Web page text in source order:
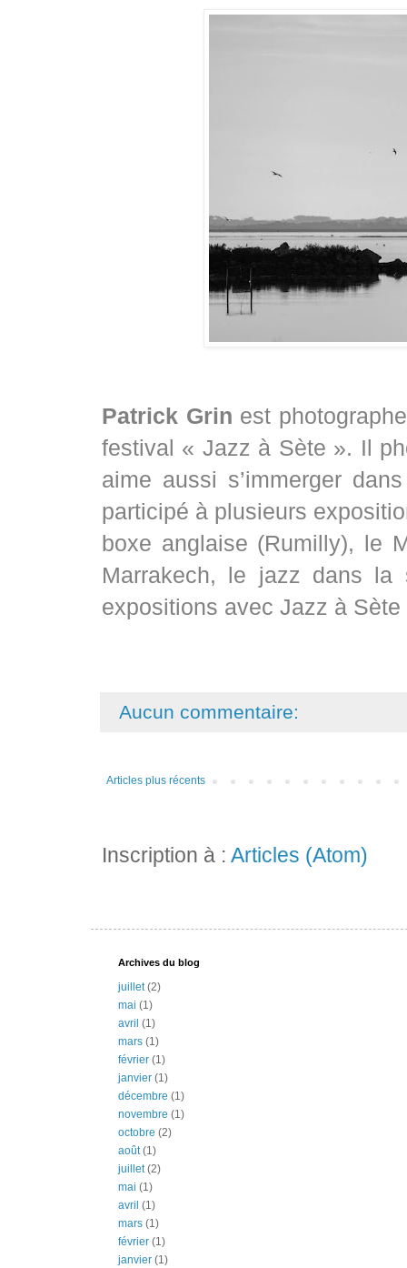
Patrick Grin est
festival « Jazz à Sète ». Il
aime aussi s’immerger
participé à plusieurs
boxe anglaise (Rumilly), le
Marrakech, le jazz dans
expositions avec Jazz à
Aucun commentaire:
Articles plus récents
Inscription à : Articles (Atom)
Archives du blog
juillet(2)
mai (1)
avril (1)
mars (1)
février (1)
janvier (1)
décembre (1)
novembre (1)
octobre (2)
août(1)
juillet(2)
mai (1)
avril (1)
mars (1)
février (1)
janvier (1)